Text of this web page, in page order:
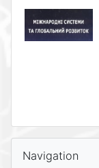
Blocks
Navigation